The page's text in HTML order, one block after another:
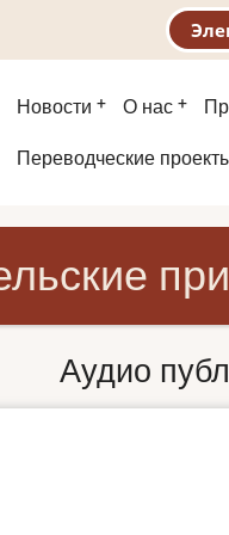
Основная
навигация
Новости О нас
Второе
Переводческие
Аудио